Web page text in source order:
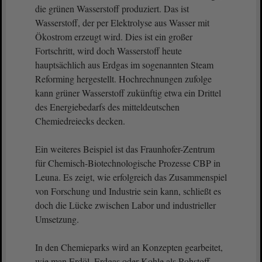
die grünen Wasserstoff produziert. Das ist
Wasserstoff, der per Elektrolyse aus Wasser mit
Ökostrom erzeugt wird. Dies ist ein großer
Fortschritt, wird doch Wasserstoff heute
hauptsächlich aus Erdgas im sogenannten Steam
Reforming hergestellt. Hochrechnungen zufolge
kann grüner Wasserstoff zukünftig etwa ein Drittel
des Energiebedarfs des mitteldeutschen
Chemiedreiecks decken.
Ein weiteres Beispiel ist das Fraunhofer-Zentrum
für Chemisch-Biotechnologische Prozesse CBP in
Leuna. Es zeigt, wie erfolgreich das Zusammenspiel
von Forschung und Industrie sein kann, schließt es
doch die Lücke zwischen Labor und industrieller
Umsetzung.
In den Chemieparks wird an Konzepten gearbeitet,